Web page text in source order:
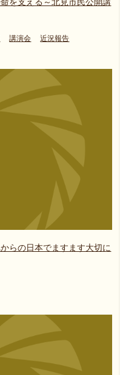
講演会 近況報告
らの日本でますます大切に